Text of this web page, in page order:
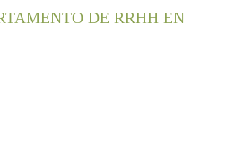
DE RRHH EN